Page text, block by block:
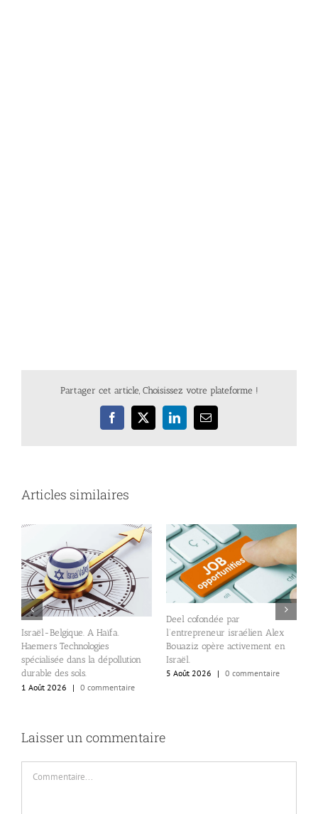
Partager cet article, Choisissez votre plateforme !
Facebook
X LinkedInEmail
Articles similaires
Israël-Belgique. A Haïfa.
Haemers Technologies
spécialisée dans la dépollution
durable des sols.
1 Août 2026
| 0 commentaire
Deel cofondée par
l’entrepreneur israélien Alex
Bouaziz opère activement en
Israël.
5 Août 2026
| 0 commentaire
Laisser un commentaire